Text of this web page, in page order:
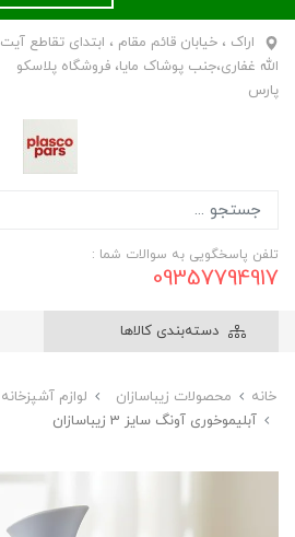
اراک ، خیابان قائم مقام ، ابتدای تقاطع آیت
الله غفاری،جنب پوشاک مایا، فروشگاه پلاسکو
پارس
تلفن پاسخگویی به سوالات شما :
09357794917
دسته‌بندی کالاها
خانه محصولات زیباسازان
لوازم آشپزخانه
آبلیموخوری آونگ سایز 3 زیباسازان